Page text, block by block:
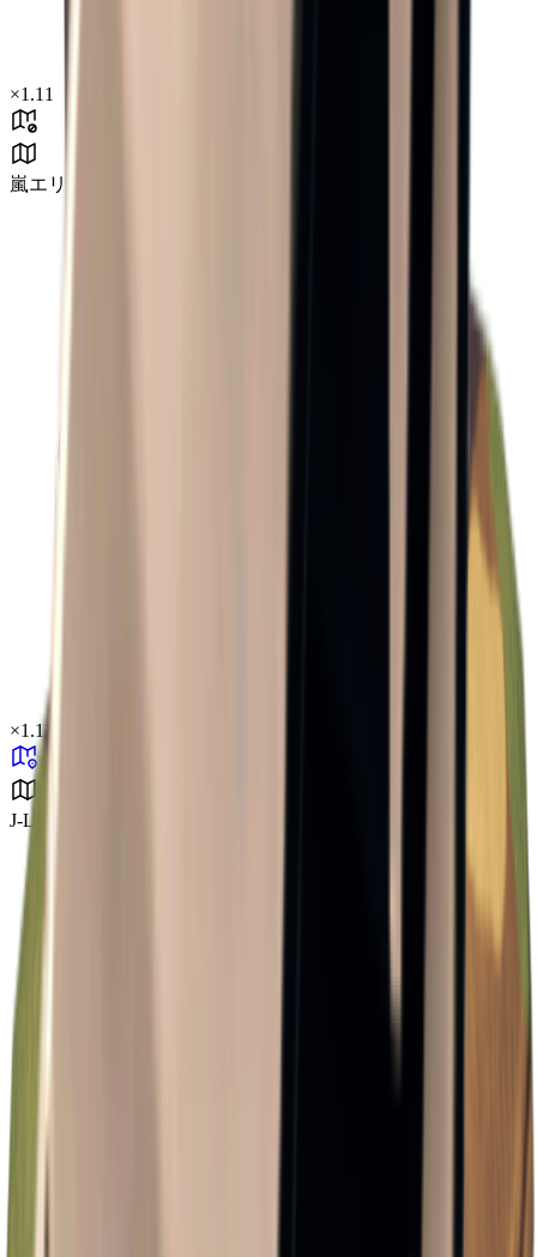
×1.11
嵐エリア
×1.11
J-Lab研究所